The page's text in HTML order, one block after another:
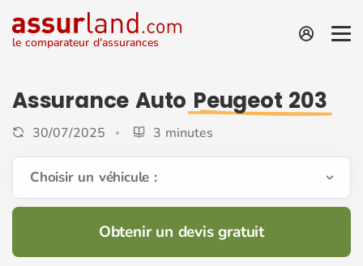
le comparateur d'assurances
Assurance Auto Peugeot 203
30/07/2025 3 minutes
Choisir un véhicule :
Obtenir un devis gratuit